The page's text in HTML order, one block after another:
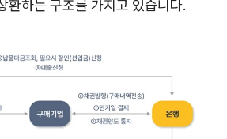
환하는 구조를 가지고 있습니다.